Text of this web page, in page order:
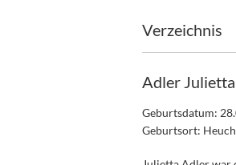
Verzeichnis
Adler Julietta
Geburtsdatum:
Geburtsort: